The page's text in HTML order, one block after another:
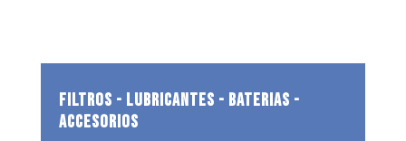
FILTROS - LUBRICANTES - BATERIAS -
ACCESORIOS